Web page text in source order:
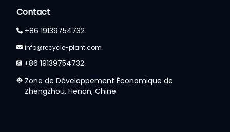
Contact
+86 19139754732
info@recycle-plant.com
+86 19139754732
Zone de Développement Économique de
Zhengzhou, Henan, Chine